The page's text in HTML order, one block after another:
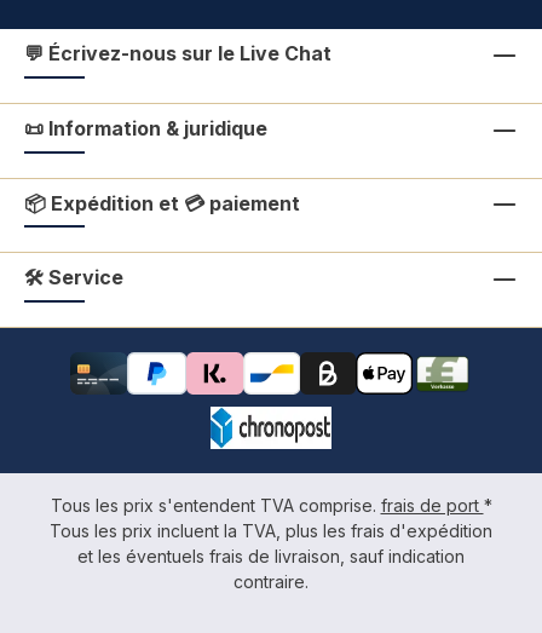
💬 Écrivez-nous sur le Live Chat
📜 Information & juridique
📦 Expédition et 💳 paiement
🛠 Service
Tous les prix s'entendent TVA comprise. frais de port *
Tous les prix incluent la TVA, plus les frais d'expédition
et les éventuels frais de livraison, sauf indication
contraire.